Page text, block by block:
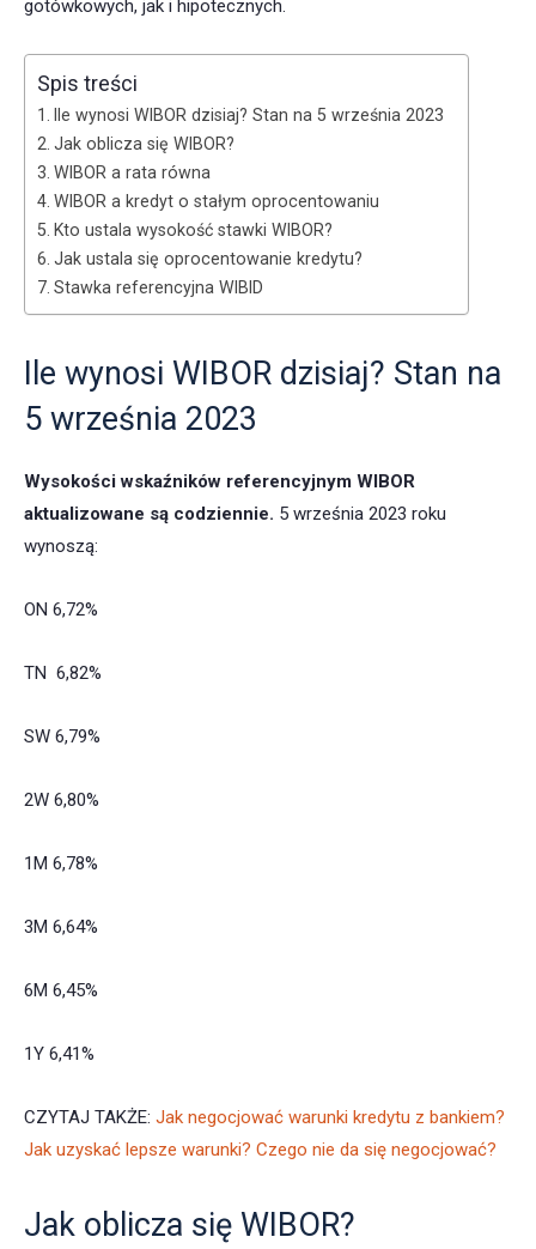
gotówkowych, jak i hipotecznych.
Spis treści
Ile wynosi WIBOR dzisiaj? Stan na 5 września 2023
Jak oblicza się WIBOR?
WIBOR a rata równa
WIBOR a kredyt o stałym oprocentowaniu
Kto ustala wysokość stawki WIBOR?
Jak ustala się oprocentowanie kredytu?
Stawka referencyjna WIBID
Ile wynosi WIBOR dzisiaj? Stan na
5 września 2023
Wysokości wskaźników referencyjnym WIBOR
aktualizowane są codziennie. 5 września 2023 roku
wynoszą:
ON 6,72%
TN 6,82%
SW 6,79%
2W 6,80%
1M 6,78%
3M 6,64%
6M 6,45%
1Y 6,41%
CZYTAJ TAKŻE: Jak negocjować warunki kredytu z bankiem?
Jak uzyskać lepsze warunki? Czego nie da się negocjować?
Jak oblicza się WIBOR?